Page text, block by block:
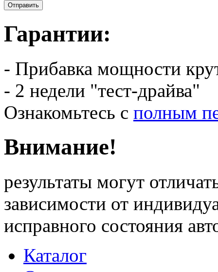
Гарантии:
- Прибавка мощности
- 2 недели "тест-драйва"
Ознакомьтесь с полным
Внимание!
результаты могут
зависимости от
исправного состояния
Каталог